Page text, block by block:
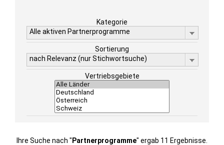
Kategorie
Alle aktiven Partnerprogramme
Sortierung
nach Relevanz (nur Stichwortsuche)
Vertriebsgebiete
Ihre Suche nach " Partnerprogramme" ergab 11 Ergebnisse.